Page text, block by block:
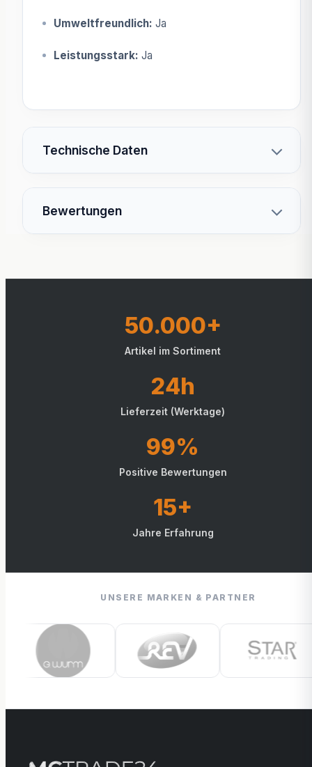
Umweltfreundlich: Ja
Leistungsstark: Ja
Technische Daten
Bewertungen
50.000+
Artikel im Sortiment
24h
Lieferzeit (Werktage)
99%
Positive Bewertungen
15+
Jahre Erfahrung
UNSERE MARKEN & PARTNER